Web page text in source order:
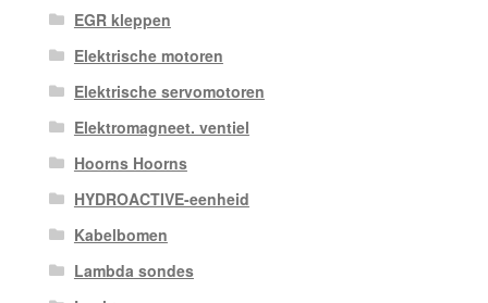
EGR kleppen
Elektrische motoren
Elektrische servomotoren
Elektromagneet. ventiel
Hoorns Hoorns
HYDROACTIVE-eenheid
Kabelbomen
Lambda sondes